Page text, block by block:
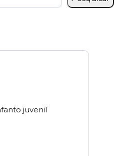
juvenil